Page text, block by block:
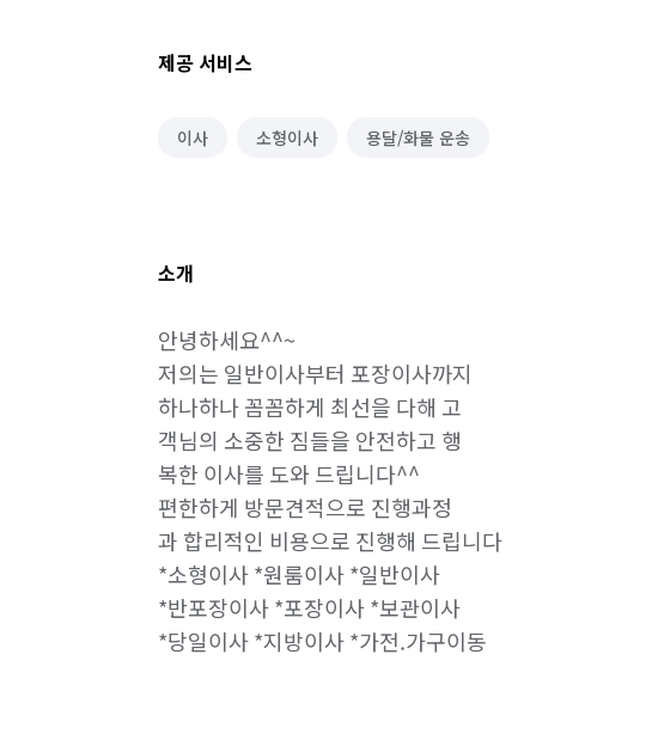
제공 서비스
이사 소형이사 용달/화물 운송
소개
안녕하세요^^~
저의는 일반이사부터 포장이사까지
하나하나 꼼꼼하게 최선을 다해 고
객님의 소중한 짐들을 안전하고 행
복한 이사를 도와 드립니다^^
편한하게 방문견적으로 진행과정
과 합리적인 비용으로 진행해 드립니다
*소형이사 *원룸이사 *일반이사
*반포장이사 *포장이사 *보관이사
*당일이사 *지방이사 *가전.가구이동